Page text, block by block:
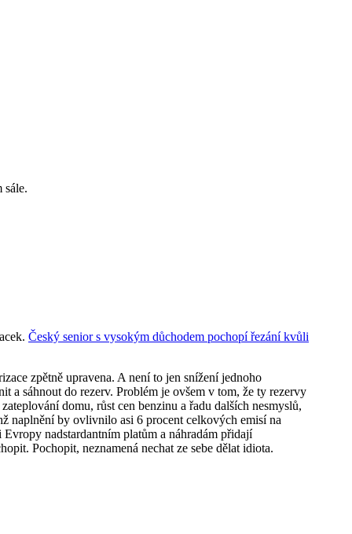
sále.
Český senior s vysokým důchodem pochopí řezání kvůli
zpětně upravena. A není to jen snížení jednoho
a sáhnout do rezerv. Problém je ovšem v tom, že ty rezervy
domu, růst cen benzinu a řadu dalších nesmyslů,
naplnění by ovlivnilo asi 6 procent celkových emisí na
nadstardantním platům a náhradám přidají
Pochopit, neznamená nechat ze sebe dělat idiota.